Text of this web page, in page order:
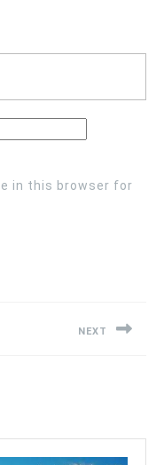
in this browser for
NEXT